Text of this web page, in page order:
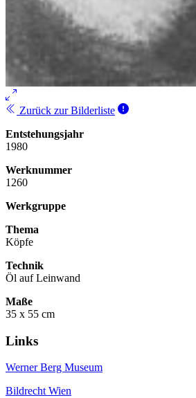
Zurück zur Bilderliste
Entstehungsjahr
1980
Werknummer
1260
Werkgruppe
Thema
Köpfe
Technik
Öl auf Leinwand
Maße
35 x 55 cm
Links
Werner Berg Museum
Bildrecht Wien